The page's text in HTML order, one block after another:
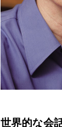
世界的な会